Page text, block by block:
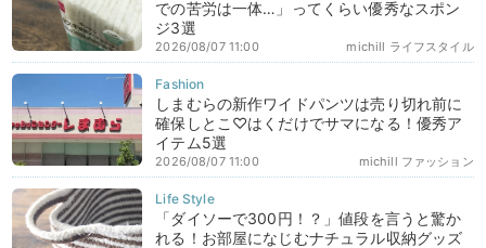
での苦労は一体…」ってくらい優秀なスポン
ジ3選
michill ライフスタイル
2026/08/07 11:00
しまむらの新作ワイドパンツは売り切れ前に
確保しとこ♡はくだけでサマになる！優秀ア
イテム5選
michill ファッション
2026/08/07 11:00
「ダイソーで300円！？」値段を言うと驚か
れる！お部屋になじむナチュラル収納グッズ